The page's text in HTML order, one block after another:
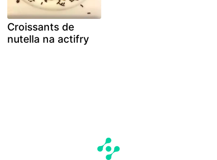
Croissants de
nutella na actifry